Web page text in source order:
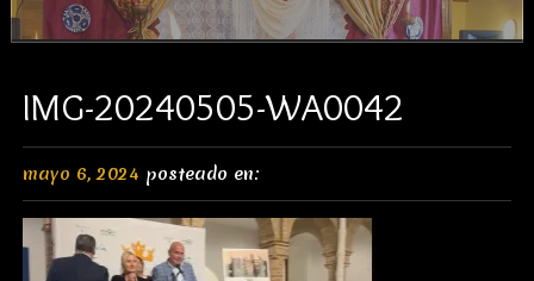
IMG-20240505-WA0042
mayo 6, 2024 posteado en: